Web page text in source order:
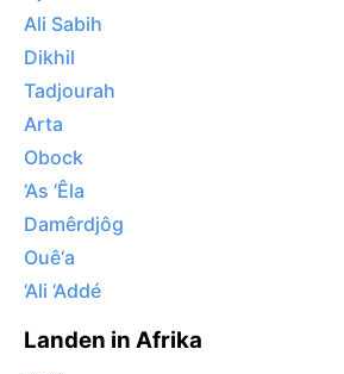
Ali Sabih
Dikhil
Tadjourah
Arta
Obock
‘As ‘Êla
Damêrdjôg
Ouê‘a
‘Ali ‘Addé
Landen in Afrika